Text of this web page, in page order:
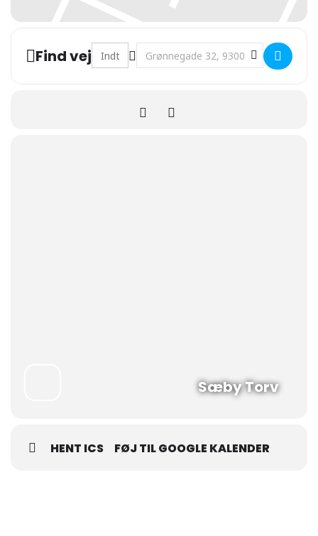
Find vej Address - Smartcars Biltræf []
Destination Address - Smartcars
Sæby Torv
HENT ICS FØJ TIL GOOGLE KALENDER